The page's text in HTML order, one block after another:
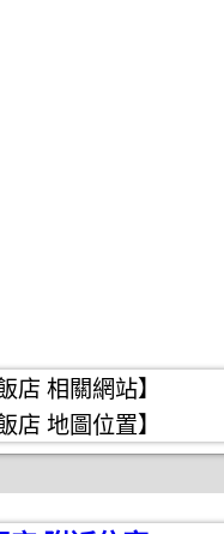
店 相關網站】
店 地圖位置】